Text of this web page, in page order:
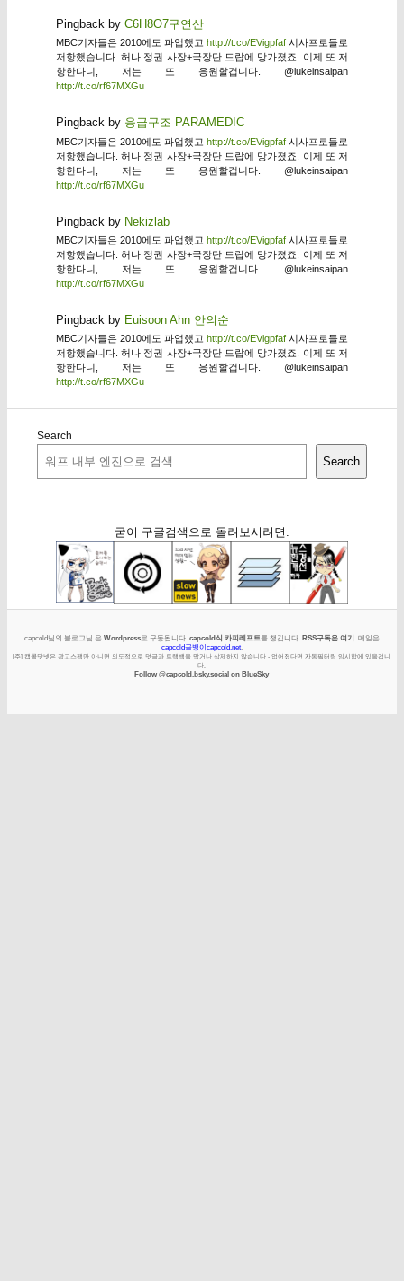
Pingback by C6H8O7구연산
MBC기자들은 2010에도 파업했고 http://t.co/EVigpfaf 시사프로들로
저항했습니다. 허나 정권 사장+국장단 드랍에 망가졌죠. 이제 또 저
항한다니, 저는 또 응원할겁니다. @lukeinsaipan
http://t.co/rf67MXGu
Pingback by 응급구조 PARAMEDIC
MBC기자들은 2010에도 파업했고http://t.co/EVigpfaf 시사프로들로
저항했습니다. 허나 정권 사장+국장단 드랍에 망가졌죠. 이제 또 저
항한다니, 저는 또 응원할겁니다. @lukeinsaipan
http://t.co/rf67MXGu
Pingback by Nekizlab
MBC기자들은 2010에도 파업했고http://t.co/EVigpfaf 시사프로들로
저항했습니다. 허나 정권 사장+국장단 드랍에 망가졌죠. 이제 또 저
항한다니, 저는 또 응원할겁니다. @lukeinsaipan
http://t.co/rf67MXGu
Pingback by Euisoon Ahn 안의순
MBC기자들은 2010에도 파업했고http://t.co/EVigpfaf 시사프로들로
저항했습니다. 허나 정권 사장+국장단 드랍에 망가졌죠. 이제 또 저
항한다니, 저는 또 응원할겁니다. @lukeinsaipan
http://t.co/rf67MXGu
Search
Search
굳이 구글검색으로 돌려보시려면:
capcold님의 블로그님 은 Wordpress로 구동됩니다. capcold식 카피레프트를 챙깁니다. RSS구독은 여기. 메일은
capcold골뱅이capcold.net.
[주] 캡콜닷넷은 광고스팸만 아니면 의도적으로 덧글과 트랙백을 막거나 삭제하지 않습니다 - 없어졌다면 자동필터링 임시함에 있을겁니
다.
Follow @capcold.bsky.social on BlueSky